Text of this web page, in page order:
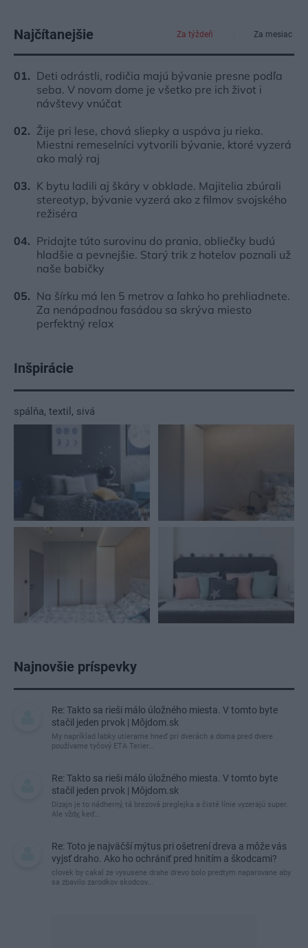
Najčítanejšie Za týždeň Za mesiac
Deti odrástli, rodičia majú bývanie presne podľa
seba. V novom dome je všetko pre ich život i
návštevy vnúčat
Žije pri lese, chová sliepky a uspáva ju rieka.
Miestni remeselníci vytvorili bývanie, ktoré vyzerá
ako malý raj
K bytu ladili aj škáry v obklade. Majitelia zbúrali
stereotyp, bývanie vyzerá ako z filmov svojského
režiséra
Pridajte túto surovinu do prania, obliečky budú
hladšie a pevnejšie. Starý trik z hotelov poznali už
naše babičky
Na šírku má len 5 metrov a ľahko ho prehliadnete.
Za nenápadnou fasádou sa skrýva miesto
perfektný relax
Inšpirácie
spálňa, textil , sivá
Najnovšie príspevky
Re: Takto sa rieši málo úložného miesta. V tomto byte
stačil jeden prvok | Môjdom.sk
My napríklad labky utierame hneď pri dverách a doma pred dvere
používame tyčový ETA Terier…
Re: Takto sa rieši málo úložného miesta. V tomto byte
stačil jeden prvok | Môjdom.sk
Dizajn je to nádherný, tá brezová preglejka a čisté línie vyzerajú super.
Ale vždy, keď…
Re: Toto je najväčší mýtus pri ošetrení dreva a môže vás
vyjsť draho. Ako ho ochrániť pred hnitím a škodcami?
clovek by cakal ze vysusene drahe drevo bolo predtym naparovane aby
sa zbavilo zarodkov skodcov...